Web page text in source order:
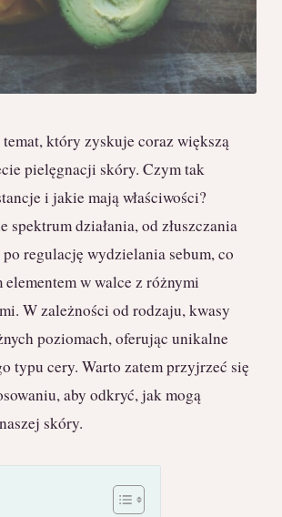
który zyskuje coraz większą
pielęgnacji skóry. Czym tak
i jakie mają właściwości?
spektrum działania, od złuszczania
regulację wydzielania sebum, co
w walce z różnymi
W zależności od rodzaju, kwasy
poziomach, oferując unikalne
typu cery. Warto zatem przyjrzeć się
aby odkryć, jak mogą
skóry.